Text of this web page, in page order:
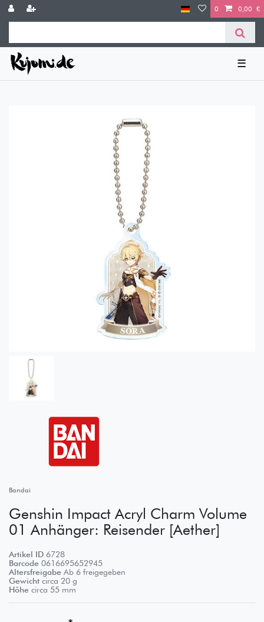
0 0,00 €
☰
Bandai
Genshin Impact Acryl Charm Volume
01 Anhänger: Reisender [Aether]
Artikel ID 6728
Barcode 0616695652945
Altersfreigabe Ab 6 freigegeben
Gewicht circa 20 g
Höhe circa 55 mm